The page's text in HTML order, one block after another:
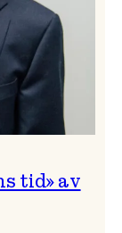
tid» av